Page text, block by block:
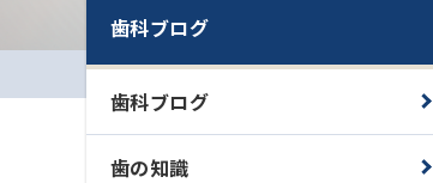
歯科ブログ
歯科ブログ
歯の知識